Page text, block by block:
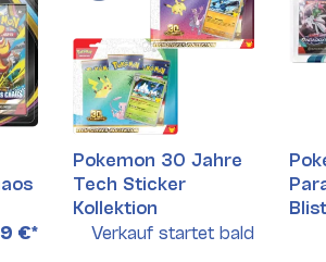
€*
Pokemon 30 Jahre
Tech Sticker
Kollektion
Verkauf startet bald